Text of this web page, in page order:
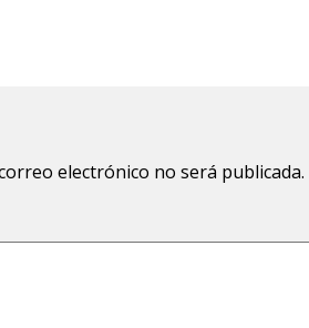
electrónico no será publicada.